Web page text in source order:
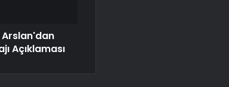
Arslan'dan
Açıklaması